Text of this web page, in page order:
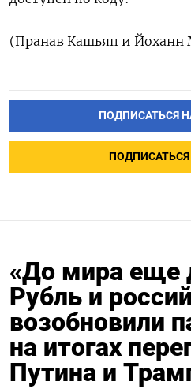
(Пранав Кашьяп и Йоханн
ПОДПИСАТЬСЯ
ПОДПИСАТЬСЯ
«До мира еще
Рубль и
возобновили
на итогах
Путина и